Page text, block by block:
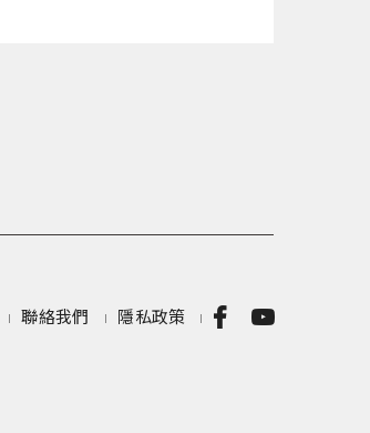
聯絡我們 隱私政策